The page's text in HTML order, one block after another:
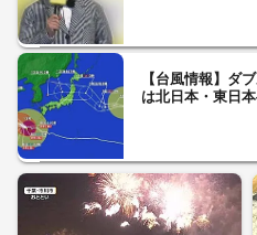
【台風情報】
は北日本・東日